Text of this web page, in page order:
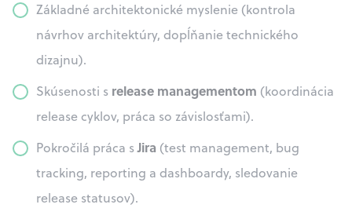
Základné architektonické myslenie (kontrola
návrhov architektúry, dopĺňanie technického
dizajnu).
Skúsenosti s release managementom (koordinácia
release cyklov, práca so závislosťami).
Pokročilá práca sJira (test management, bug
tracking, reporting a dashboardy, sledovanie
release statusov).